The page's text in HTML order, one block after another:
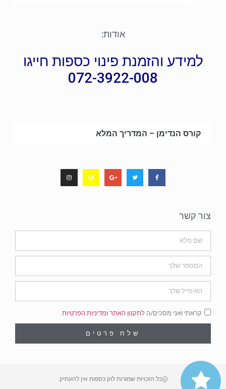
אודות:
למידע והזמנת פינוי כספות חייגו
072-3922-008
קורס הנדימן – המדריך המלא
צור קשר
קראתי ואני מסכים/ה לתקנון האתר ומדיניות הפרטיות
שלח פרטים
@כל הזכויות שמורות לוק כספות אין להעתיק.